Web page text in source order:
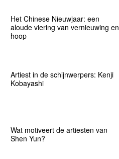
Het Chinese Nieuwjaar: een
aloude viering van vernieuwing en
hoop
Artiest in de schijnwerpers: Kenji
Kobayashi
Wat motiveert de artiesten van
Shen Yun?